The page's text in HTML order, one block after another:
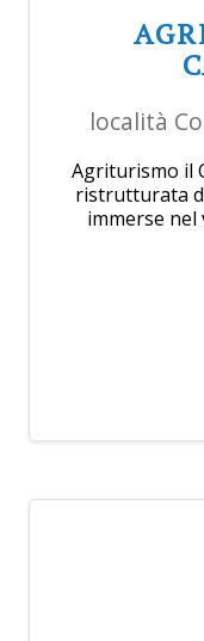
località
Agriturismo il
ristrutturata
immerse nel